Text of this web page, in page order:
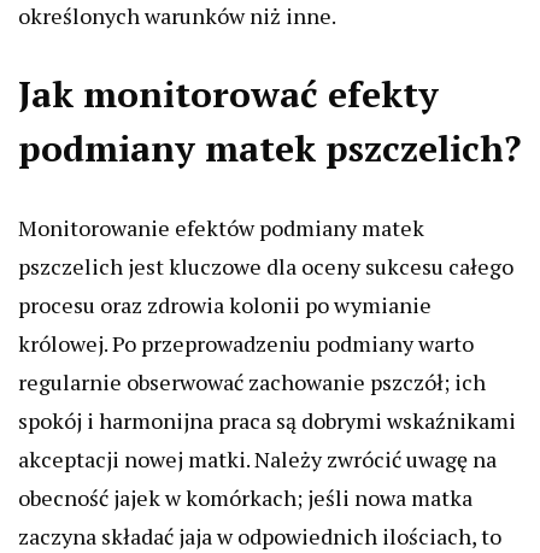
określonych warunków niż inne.
Jak monitorować efekty
podmiany matek pszczelich?
Monitorowanie efektów podmiany matek
pszczelich jest kluczowe dla oceny sukcesu całego
procesu oraz zdrowia kolonii po wymianie
królowej. Po przeprowadzeniu podmiany warto
regularnie obserwować zachowanie pszczół; ich
spokój i harmonijna praca są dobrymi wskaźnikami
akceptacji nowej matki. Należy zwrócić uwagę na
obecność jajek w komórkach; jeśli nowa matka
zaczyna składać jaja w odpowiednich ilościach, to